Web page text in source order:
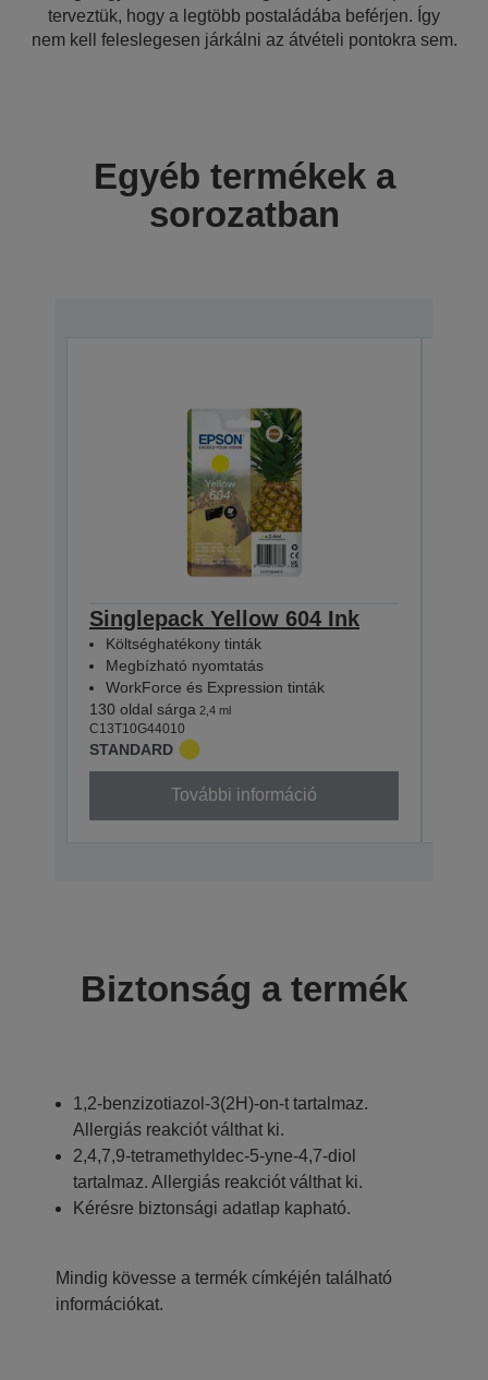
terveztük, hogy a legtöbb postaládába beférjen. Így
nem kell feleslegesen járkálni az átvételi pontokra sem.
Egyéb termékek a
sorozatban
Singlepack Yellow 604 Ink
Költséghatékony tinták
Megbízható nyomtatás
WorkForce és Expression tinták
130 oldal sárga 2,4 ml
C13T10G44010
STANDARD
További információ
Biztonság a termék
1,2-benzizotiazol-3(2H)-on-t tartalmaz.
Allergiás reakciót válthat ki.
2,4,7,9-tetramethyldec-5-yne-4,7-diol
tartalmaz. Allergiás reakciót válthat ki.
Kérésre biztonsági adatlap kapható.
Mindig kövesse a termék címkéjén található
információkat.